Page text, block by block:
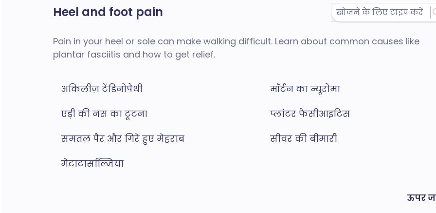
Heel and foot pain
Pain in your heel or sole can make walking difficult. Learn about common causes like
plantar fasciitis and how to get relief.
अकिलीज़ टेंडिनोपैथी
एड़ी की नस का टूटना
समतल पैर और गिरे हुए मेहराब
मेटाटार्साल्जिया
मॉर्टन का न्यूरोमा
प्लांटर फैसीआइटिस
सीवर की बीमारी
ऊपर